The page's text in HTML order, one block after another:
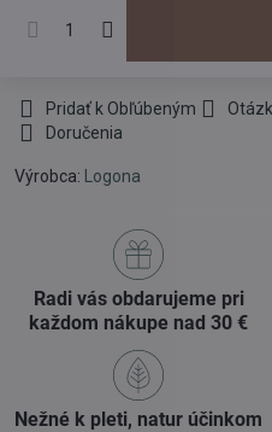
Pridať k Obľúbeným
Doručenia
Výrobca: Logona
Radi vás obdarujeme pri
každom nákupe nad 30 €
Nežné k pleti, natur účinkom